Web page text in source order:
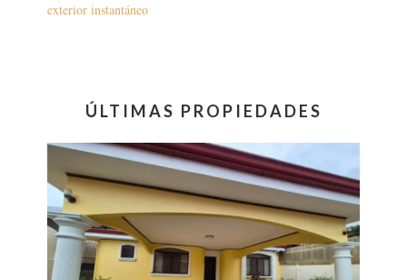
exterior instantáneo
ÚLTIMAS PROPIEDADES